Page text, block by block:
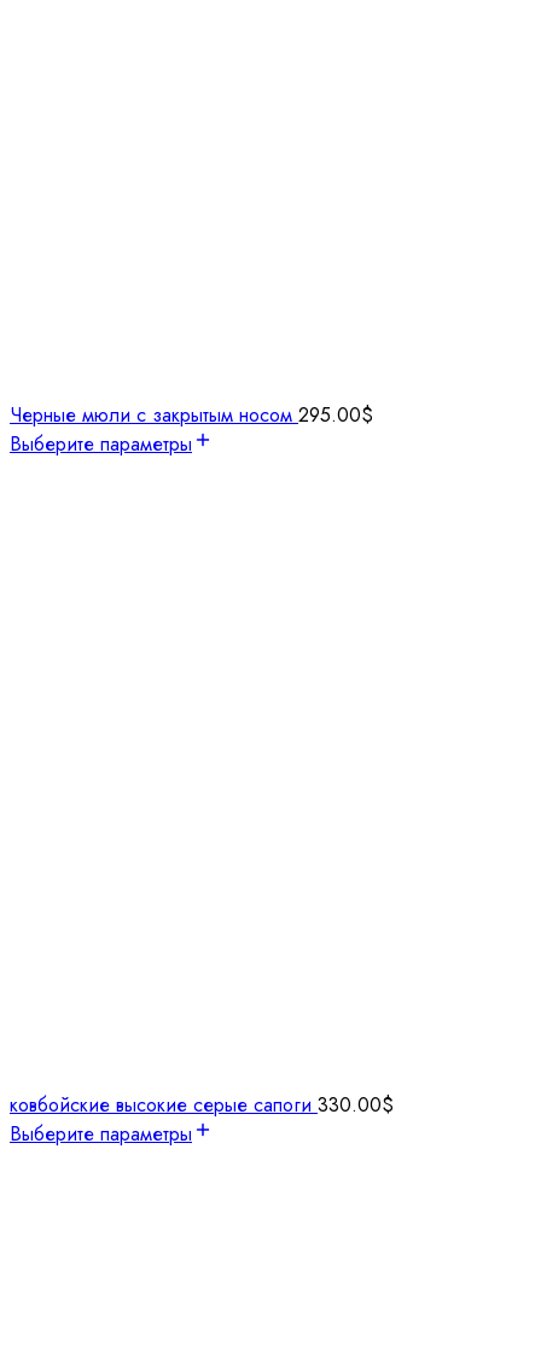
Черные мюли с закрытым носом 295.00$
Выберите параметры
ковбойские высокие серые сапоги 330.00$
Выберите параметры